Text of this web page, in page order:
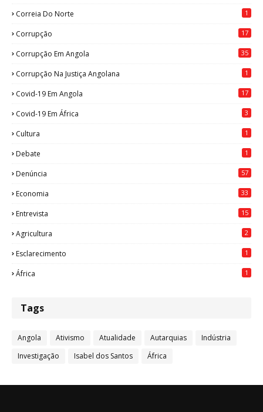
Correia Do Norte 1
Corrupção 17
Corrupção Em Angola 35
Corrupção Na Justiça Angolana 1
Covid-19 Em Angola 17
Covid-19 Em África 3
Cultura 1
Debate 1
Denúncia 57
Economia 33
Entrevista 15
Agricultura 2
Esclarecimento 1
África 1
Tags
Angola Ativismo Atualidade Autarquias
Indústria
Investigação
Isabel dos Santos África